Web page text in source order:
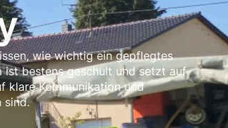
wie wichtig ein gepflegtes
ist bestens geschult und setzt auf
klare Kommunikation und
sind.